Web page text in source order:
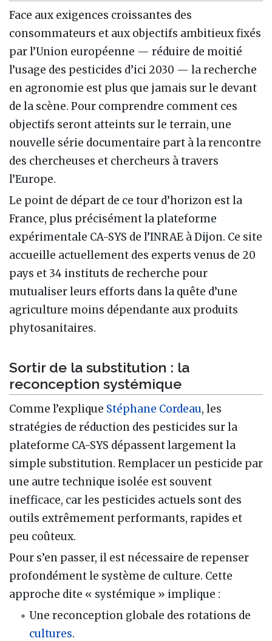
Face aux exigences croissantes des
consommateurs et aux objectifs ambitieux fixés
par l’Union européenne — réduire de moitié
l’usage des pesticides d’ici 2030 — la recherche
en agronomie est plus que jamais sur le devant
de la scène. Pour comprendre comment ces
objectifs seront atteints sur le terrain, une
nouvelle série documentaire part à la rencontre
des chercheuses et chercheurs à travers
l’Europe.
Le point de départ de ce tour d’horizon est la
France, plus précisément la plateforme
expérimentale CA-SYS de l’INRAE à Dijon. Ce site
accueille actuellement des experts venus de 20
pays et 34 instituts de recherche pour
mutualiser leurs efforts dans la quête d’une
agriculture moins dépendante aux produits
phytosanitaires.
Sortir de la substitution : la
reconception systémique
Comme l’explique Stéphane Cordeau, les
stratégies de réduction des pesticides sur la
plateforme CA-SYS dépassent largement la
simple substitution. Remplacer un pesticide par
une autre technique isolée est souvent
inefficace, car les pesticides actuels sont des
outils extrêmement performants, rapides et
peu coûteux.
Pour s’en passer, il est nécessaire de repenser
profondément le système de culture. Cette
approche dite « systémique » implique :
Une reconception globale des rotations de
cultures.